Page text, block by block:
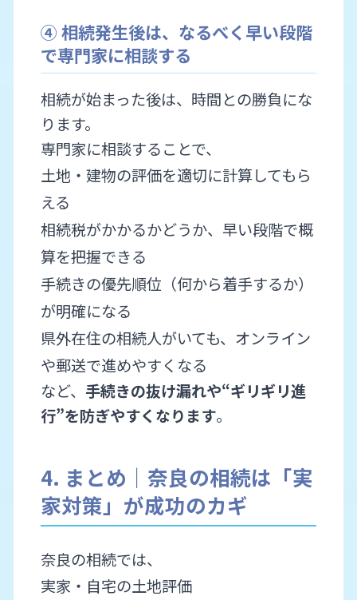
④ 相続発生後は、なるべく早い段階
で専門家に相談する
相続が始まった後は、時間との勝負にな
ります。
専門家に相談することで、
土地・建物の評価を適切に計算してもら
える
相続税がかかるかどうか、早い段階で概
算を把握できる
手続きの優先順位（何から着手するか）
が明確になる
県外在住の相続人がいても、オンライン
や郵送で進めやすくなる
など、 手続きの抜け漏れや“ギリギリ進
行”を防ぎやすくなります。
4. まとめ｜奈良の相続は「実
家対策」が成功のカギ
奈良の相続では、
実家・自宅の土地評価